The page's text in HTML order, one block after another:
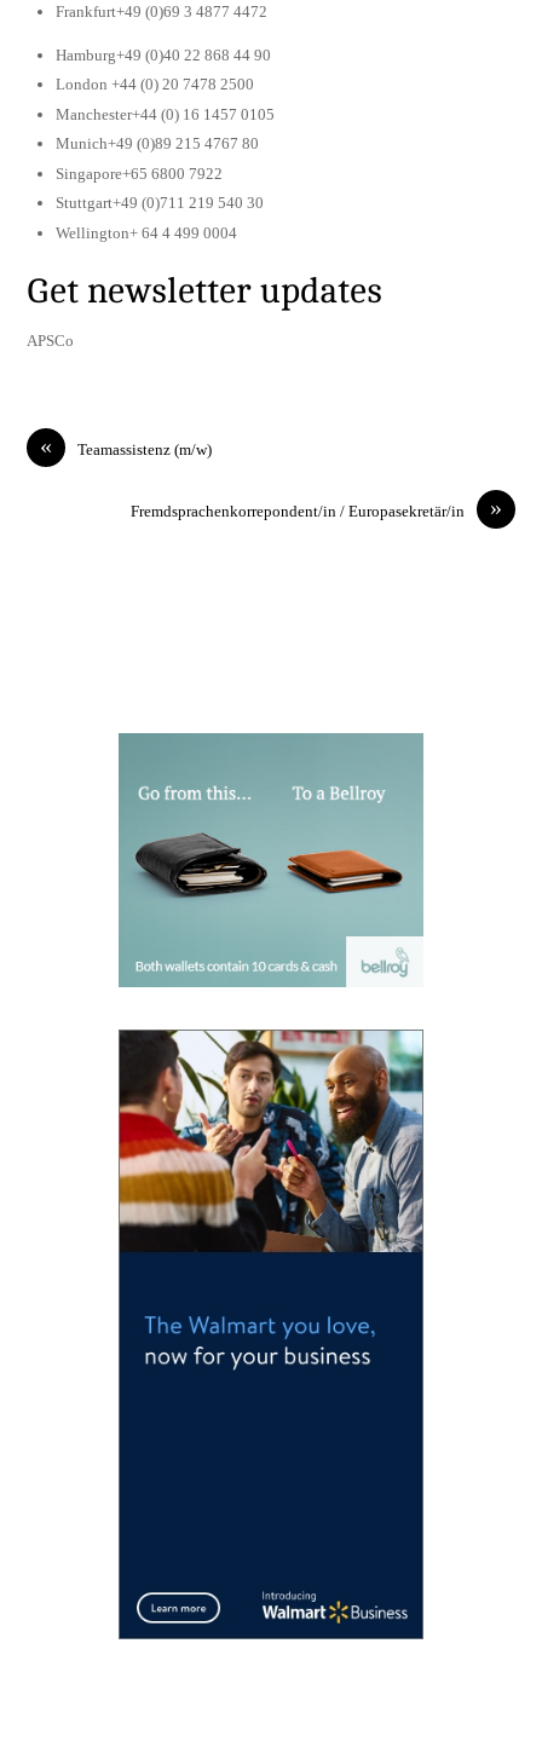
Frankfurt+49 (0)69 3 4877 4472
Hamburg+49 (0)40 22 868 44 90
London +44 (0) 20 7478 2500
Manchester+44 (0) 16 1457 0105
Munich+49 (0)89 215 4767 80
Singapore+65 6800 7922
Stuttgart+49 (0)711 219 540 30
Wellington+ 64 4 499 0004
Get newsletter updates
APSCo
« Teamassistenz (m/w)
»
Fremdsprachenkorrepondent/in / Europasekretär/in